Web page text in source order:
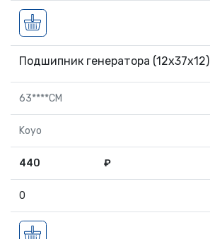
Подшипник генератора (12х37х12)
63****CM
Koyo
440 ₽
0